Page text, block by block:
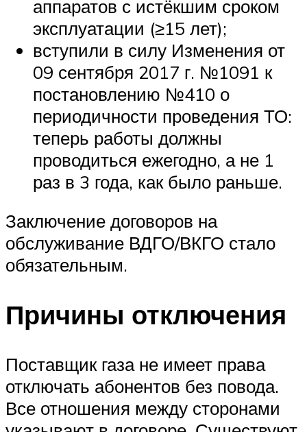
аппаратов с истёкшим сроком
эксплуатации (≥15 лет);
вступили в силу Изменения от
09 сентября 2017 г. №1091 к
постановлению №410 о
периодичности проведения ТО:
теперь работы должны
проводиться ежегодно, а не 1
раз в 3 года, как было раньше.
Заключение договоров на
обслуживание ВДГО/ВКГО стало
обязательным.
Причины отключения
Поставщик газа не имеет права
отключать абонентов без повода.
Все отношения между сторонами